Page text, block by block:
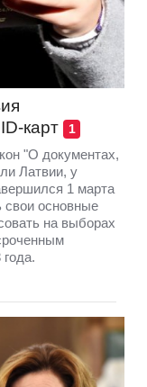
карт
1
"О документах,
Латвии, у
1 марта
свои основные
на выборах